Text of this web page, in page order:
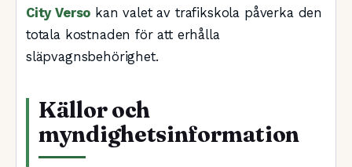
City Verso kan valet av trafikskola påverka den
totala kostnaden för att erhålla
släpvagnsbehörighet.
Källor och
myndighetsinformation